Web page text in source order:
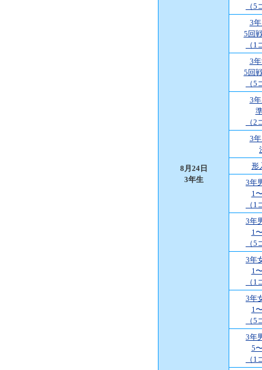
8月24日
3年生
（
3
5回
（
3
5回
（
3
（
3
形
3年
1
（
3年
1
（
3年
1
（
3年
1
（
3年
5
（